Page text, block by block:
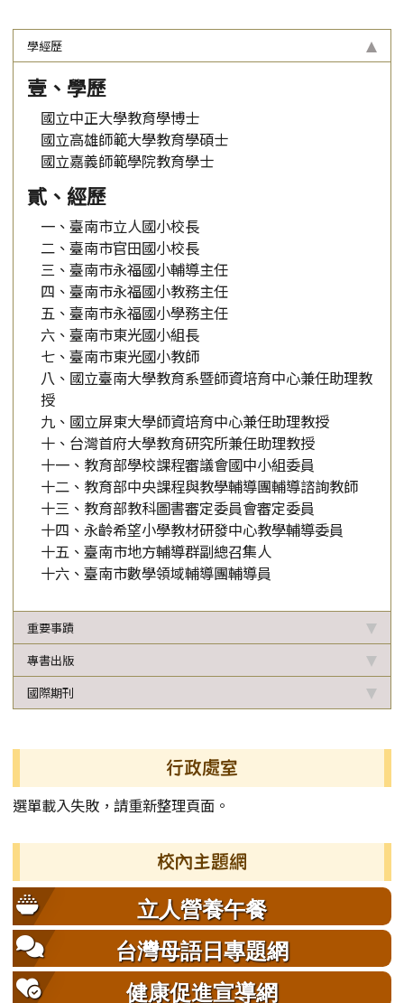
學經歷
壹、學歷
國立中正大學教育學博士
國立高雄師範大學教育學碩士
國立嘉義師範學院教育學士
貳、經歷
一、臺南市立人國小校長
二、臺南市官田國小校長
三、臺南市永福國小輔導主任
四、臺南市永福國小教務主任
五、臺南市永福國小學務主任
六、臺南市東光國小組長
七、臺南市東光國小教師
八、國立臺南大學教育系暨師資培育中心兼任助理教
授
九、國立屏東大學師資培育中心兼任助理教授
十、台灣首府大學教育研究所兼任助理教授
十一、教育部學校課程審議會國中小組委員
十二、教育部中央課程與教學輔導團輔導諮詢教師
十三、教育部教科圖書審定委員會審定委員
十四、永齡希望小學教材研發中心教學輔導委員
十五、臺南市地方輔導群副總召集人
十六、臺南市數學領域輔導團輔導員
重要事蹟
專書出版
國際期刊
行政處室
選單載入失敗，請重新整理頁面。
校內主題網
立人營養午餐
台灣母語日專題網
健康促進宣導網